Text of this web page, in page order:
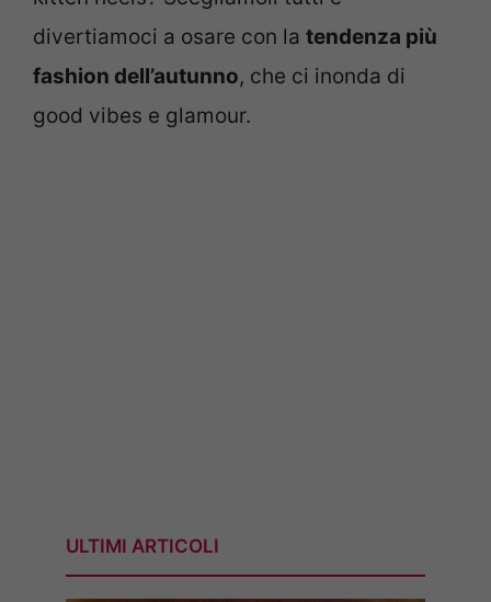
divertiamoci a osare con la tendenza più
fashion dell’autunno, che ci inonda di
good vibes e glamour.
ULTIMI ARTICOLI